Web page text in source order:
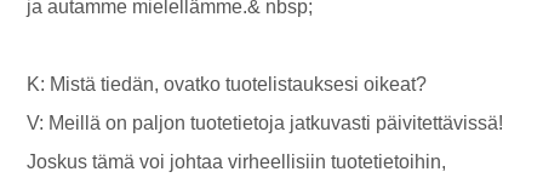
ja autamme mielellämme.& nbsp;
K: Mistä tiedän, ovatko tuotelistauksesi oikeat?
V: Meillä on paljon tuotetietoja jatkuvasti päivitettävissä!
Joskus tämä voi johtaa virheellisiin tuotetietoihin,